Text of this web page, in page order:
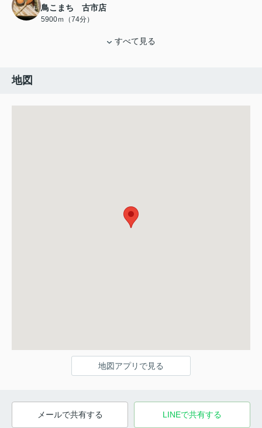
鳥こまち 古市店
5900ｍ（74分）
すべて見る
地図
地図アプリで見る
メールで共有する LINEで共有する